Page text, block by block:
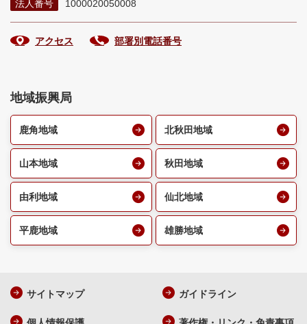
法人番号
1000020050008
アクセス 部署別電話番号
地域振興局
鹿角地域 北秋田地域
山本地域 秋田地域
由利地域 仙北地域
平鹿地域 雄勝地域
サイトマップ ガイドライン